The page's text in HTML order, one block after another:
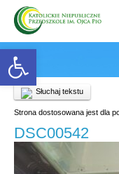
Open toolbar
Słuchaj tekstu
Strona dostosowana jest dla
DSC00542